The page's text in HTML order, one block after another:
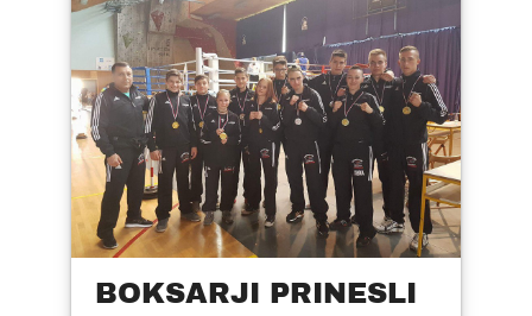
BOKSARJI PRINESLI